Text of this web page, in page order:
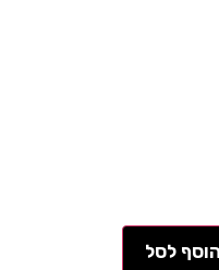
הוסף לסל